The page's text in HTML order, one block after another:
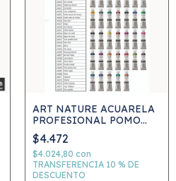
ART NATURE ACUARELA
PROFESIONAL POMO
8ML - PRECIO POR
UNIDAD
$4.472
$4.024,80 con
TRANSFERENCIA 10 % DE
DESCUENTO